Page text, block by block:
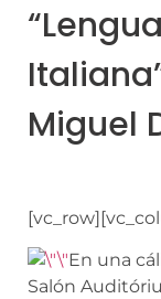
Miguel
En una
Salón